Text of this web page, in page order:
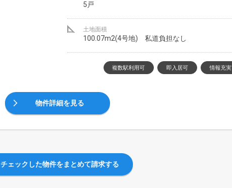
5戸
土地面積
100.07m2(4号地) 私道負担なし
複数駅利用可 即入居可 情報充実
物件詳細を見る
チェックした物件をまとめて請求する